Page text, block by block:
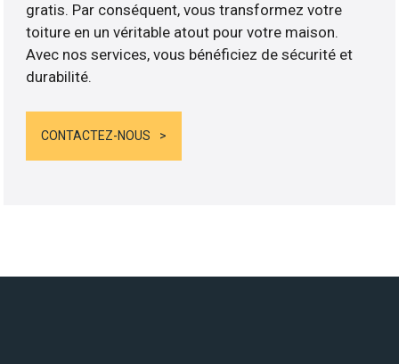
gratis. Par conséquent, vous transformez votre
toiture en un véritable atout pour votre maison.
Avec nos services, vous bénéficiez de sécurité et
durabilité.
CONTACTEZ-NOUS